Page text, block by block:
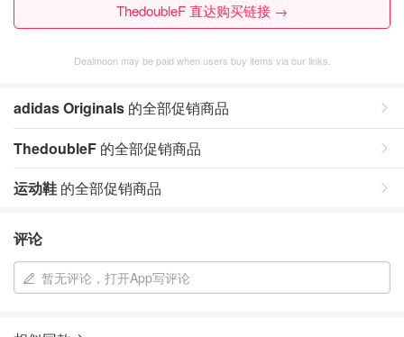
ThedoubleF 直达购买链接 →
Dealmoon may be paid when users buy items via our links.
adidas Originals 的全部促销商品
ThedoubleF 的全部促销商品
运动鞋 的全部促销商品
评论
暂无评论，打开App写评论